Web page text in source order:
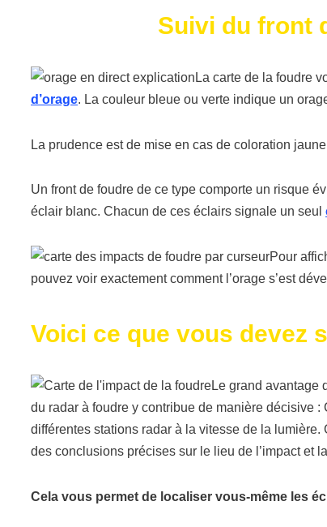
Suivi du front
La carte de la foudre
d’orage. La couleur bleue ou verte indique un
La prudence est de mise en cas de coloration
Un front de foudre de ce type comporte un risque
éclair blanc. Chacun de ces éclairs signale un seul
Pour
pouvez voir exactement comment l’orage s’est
Voici ce que vous devez
Le grand avantage
du radar à foudre y contribue de manière décisive
différentes stations radar à la vitesse de la
des conclusions précises sur le lieu de l’impact et
Cela vous permet de localiser vous-même les